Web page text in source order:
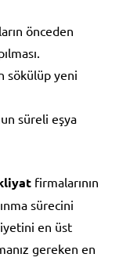
önceden
sökülüp yeni
süreli eşya
firmalarının
sürecini
en üst
gereken en